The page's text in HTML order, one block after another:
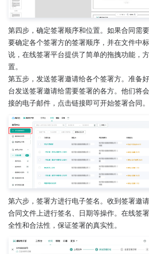
第四步，确定签署顺序和位置。如果合同需
要确定各个签署方的签署顺序，并在文件中
说，在线签署平台提供了简单的拖拽功能，
置。
第五步，发送签署邀请给各个签署方。准备
台发送签署邀请给需要签署的各方。他们将
接的电子邮件，点击链接即可开始签署合同。
第六步，签署方进行电子签名。收到签署邀
合同文件上进行签名、日期等操作。在线签
全性和合法性，保证签署的真实性。